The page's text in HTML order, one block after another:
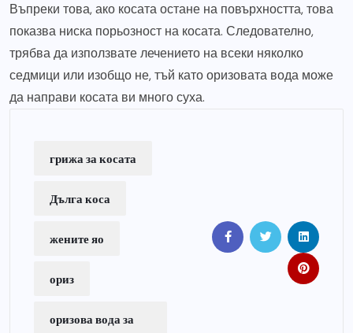
Въпреки това, ако косата остане на повърхността, това
показва ниска порьозност на косата. Следователно,
трябва да използвате лечението на всеки няколко
седмици или изобщо не, тъй като оризовата вода може
да направи косата ви много суха.
грижа за косата
Дълга коса
жените яо
ориз
оризова вода за